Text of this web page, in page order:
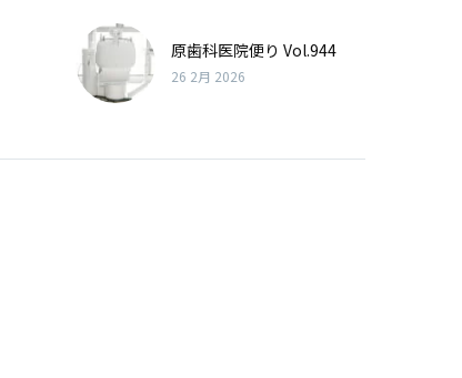
原歯科医院便り Vol.944
26 2月 2026